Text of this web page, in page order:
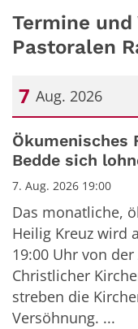
Termine
Pastoralen
7 Aug. 2026
Datum: 7. August
Ökumenisches
Bedde sich
7. Aug. 2026 19:00
Das monatliche,
Heilig Kreuz wird
19:00 Uhr von
Christlicher
streben die
Versöhnung. ...